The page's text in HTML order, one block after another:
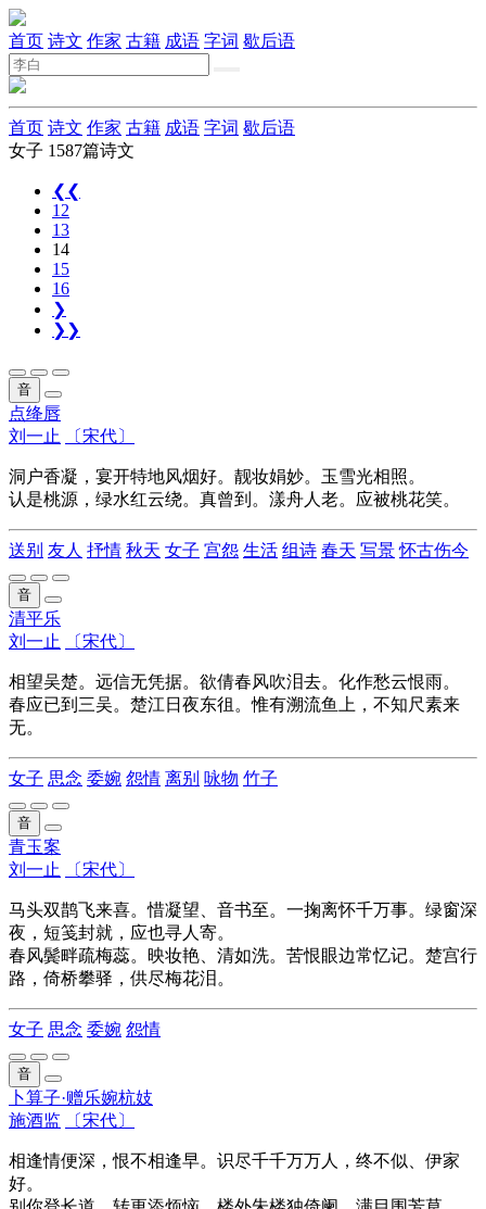
首页 诗文 作家 古籍 成语 字词 歇后语
首页 诗文 作家 古籍 成语 字词 歇后语
女子 1587篇诗文
❮❮
12
13
14
15
16
❯
❯❯
音
点绛唇
刘一止
〔宋代〕
洞户香凝，宴开特地风烟好。靓妆娟妙。玉雪光相照。
认是桃源，绿水红云绕。真曾到。漾舟人老。应被桃花笑。
送别 友人 抒情 秋天 女子 宫怨 生活 组诗 春天 写景 怀古伤今
音
清平乐
刘一止
〔宋代〕
相望吴楚。远信无凭据。欲倩春风吹泪去。化作愁云恨雨。
春应已到三吴。楚江日夜东徂。惟有溯流鱼上，不知尺素来
无。
女子 思念 委婉 怨情 离别 咏物 竹子
音
青玉案
刘一止
〔宋代〕
马头双鹊飞来喜。惜凝望、音书至。一掬离怀千万事。绿窗深
夜，短笺封就，应也寻人寄。
春风鬓畔疏梅蕊。映妆艳、清如洗。苦恨眼边常忆记。楚宫行
路，倚桥攀驿，供尽梅花泪。
女子 思念 委婉 怨情
音
卜算子·赠乐婉杭妓
施酒监
〔宋代〕
相逢情便深，恨不相逢早。识尽千千万万人，终不似、伊家
好。